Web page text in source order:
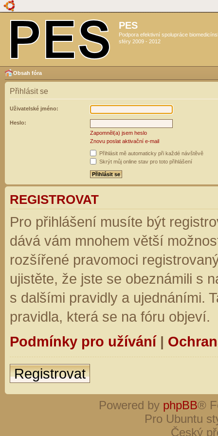
PES
Podpora efektivní spolupráce
sféry 2009 - 2012
Obsah fóra
Přihlásit se
Uživatelské jméno:
Heslo:
Zapomněl(a) jsem heslo
Znovu poslat aktivační e-mail
Přihlásit mě automaticky při každé návštěvě
Skrýt můj online stav pro toto přihlášení
REGISTROVAT
Pro přihlášení musíte být
dává vám mnohem větší
rozšířené pravomoci
ujistěte, že jste se obeznámili s
s dalšími pravidly a ujednáními.
pravidla, která se na fóru objeví.
Podmínky pro užívání|
Registrovat
Powered by phpBB®
Pro Ubuntu
Český